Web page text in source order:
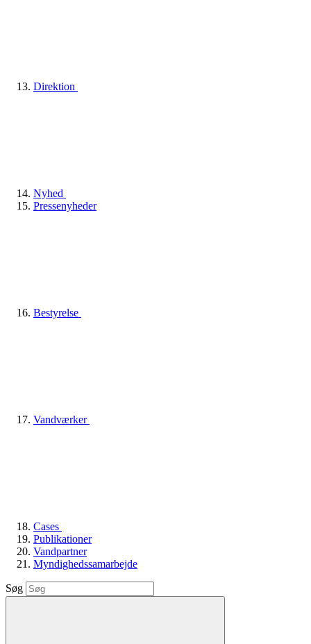
Direktion
Nyhed
Pressenyheder
Bestyrelse
Vandværker
Cases
Publikationer
Vandpartner
Myndighedssamarbejde
Søg